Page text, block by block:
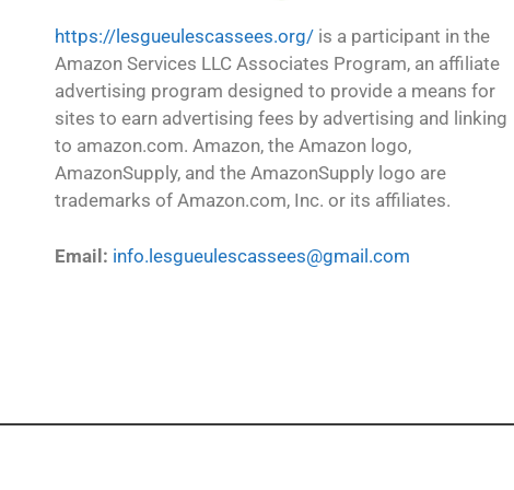
https://lesgueulescassees.org/ is a participant in the
Amazon Services LLC Associates Program, an affiliate
advertising program designed to provide a means for
sites to earn advertising fees by advertising and linking
to amazon.com. Amazon, the Amazon logo,
AmazonSupply, and the AmazonSupply logo are
trademarks of Amazon.com, Inc. or its affiliates.
Email: info.lesgueulescassees@gmail.com